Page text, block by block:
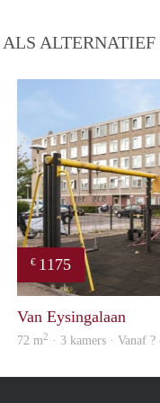
ALS
€ 1175
Van Eysingalaan
72 m2 · 3 kamers · Vanaf